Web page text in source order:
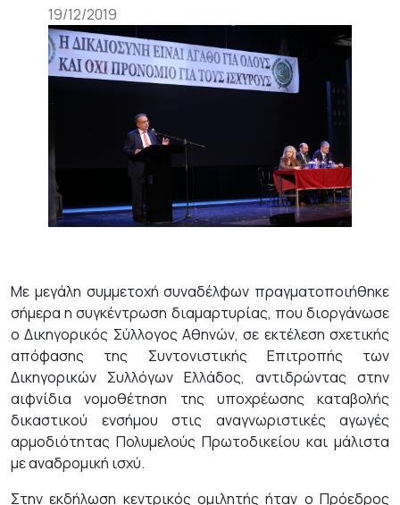
19/12/2019
Με μεγάλη συμμετοχή συναδέλφων πραγματοποιήθηκε
σήμερα η συγκέντρωση διαμαρτυρίας, που διοργάνωσε
ο Δικηγορικός Σύλλογος Αθηνών, σε εκτέλεση σχετικής
απόφασης της Συντονιστικής Επιτροπής των
Δικηγορικών Συλλόγων Ελλάδος, αντιδρώντας στην
αιφνίδια νομοθέτηση της υποχρέωσης καταβολής
δικαστικού ενσήμου στις αναγνωριστικές αγωγές
αρμοδιότητας Πολυμελούς Πρωτοδικείου και μάλιστα
με αναδρομική ισχύ.
Στην εκδήλωση κεντρικός ομιλητής ήταν ο Πρόεδρος